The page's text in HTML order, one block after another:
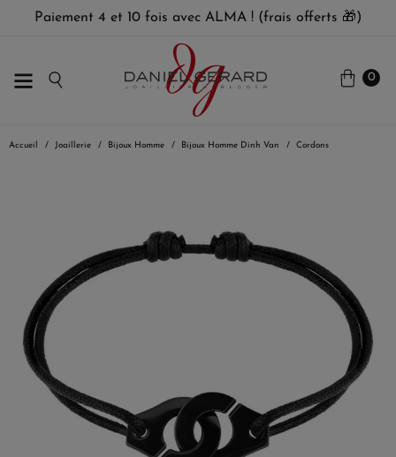
Paiement 4 et 10 fois avec ALMA ! (frais offerts 🎁)
0
Accueil Joaillerie Bijoux Homme Bijoux Homme Dinh Van Cordons